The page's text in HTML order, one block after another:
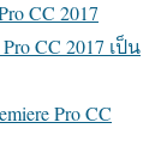
CC 2017
CC 2017 เป็น
Pro CC